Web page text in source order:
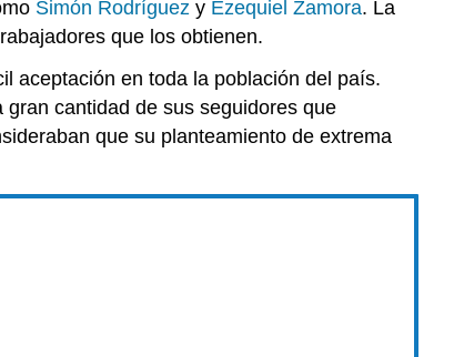
Simón Rodríguez y Ezequiel Zamora. La
que los obtienen.
aceptación en toda la población del país.
cantidad de sus seguidores que
que su planteamiento de extrema